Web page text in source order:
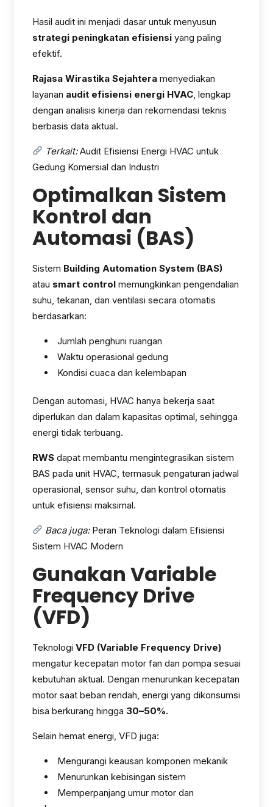
Hasil audit ini menjadi dasar untuk menyusun
strategi peningkatan efisiensi yang paling
efektif.
Rajasa Wirastika Sejahtera menyediakan
layanan audit efisiensi energi HVAC , lengkap
dengan analisis kinerja dan rekomendasi teknis
berbasis data aktual.
Terkait:Audit Efisiensi Energi HVAC untuk
Gedung Komersial dan Industri
Optimalkan Sistem
Kontrol dan
Automasi (BAS)
Sistem Building Automation System (BAS)
atau smart control memungkinkan pengendalian
suhu, tekanan, dan ventilasi secara otomatis
berdasarkan:
Jumlah penghuni ruangan
Waktu operasional gedung
Kondisi cuaca dan kelembapan
Dengan automasi, HVAC hanya bekerja saat
diperlukan dan dalam kapasitas optimal, sehingga
energi tidak terbuang.
RWS dapat membantu mengintegrasikan sistem
BAS pada unit HVAC, termasuk pengaturan jadwal
operasional, sensor suhu, dan kontrol otomatis
untuk efisiensi maksimal.
Baca juga:Peran Teknologi dalam Efisiensi
Sistem HVAC Modern
Gunakan Variable
Frequency Drive
(VFD)
Teknologi VFD (Variable Frequency Drive)
mengatur kecepatan motor fan dan pompa sesuai
kebutuhan aktual. Dengan menurunkan kecepatan
motor saat beban rendah, energi yang dikonsumsi
bisa berkurang hingga 30–50%.
Selain hemat energi, VFD juga:
Mengurangi keausan komponen mekanik
Menurunkan kebisingan sistem
Memperpanjang umur motor dan